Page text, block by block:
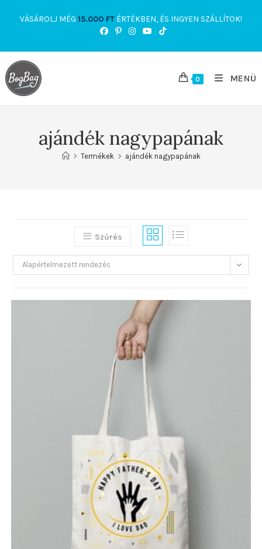
VÁSÁROLJ MÉG 15.000 FT ÉRTÉKBEN, ÉS INGYEN SZÁLLÍTOK!
0 MENÜ
ajándék nagypapának
> Termékek > ajándék nagypapának
Szűrés
Alapértelmezett rendezés